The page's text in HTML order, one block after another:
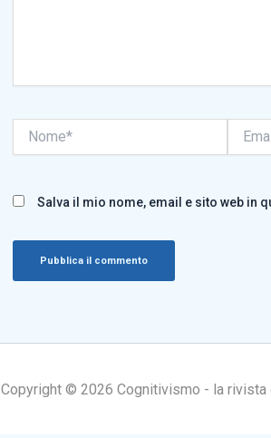
Salva il mio nome, email e sito web in
Copyright © 2026 Cognitivismo - la